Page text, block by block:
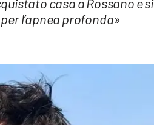
l’apnea profonda»